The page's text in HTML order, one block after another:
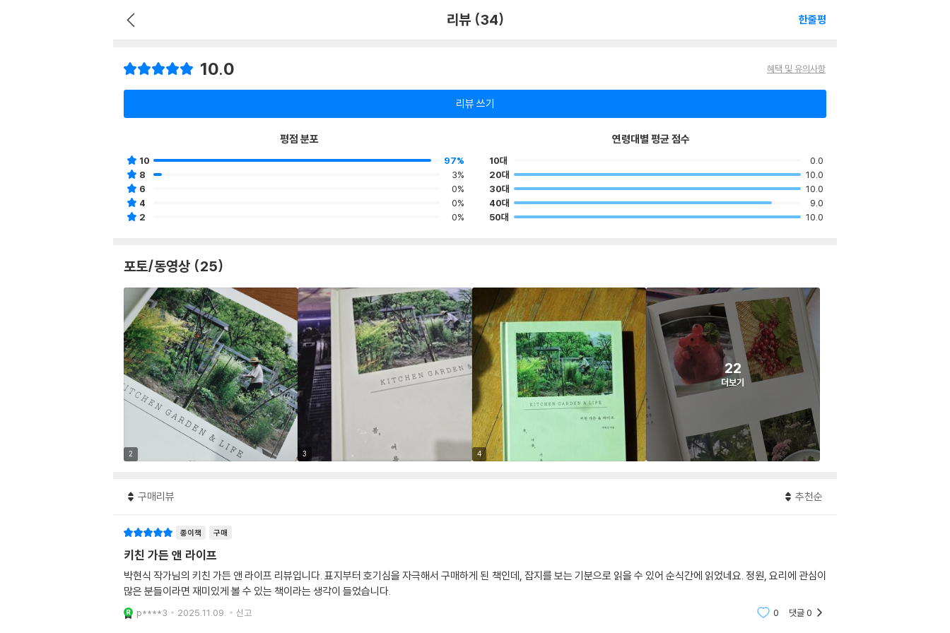
리뷰 (34) 한줄평
10.0 혜택 및 유의사항
리뷰 쓰기
평점 분포
10
97%
8
3%
6
0%
4
0%
2
0%
연령대별 평균 점수
10대
0.0
20대
10.0
30대
10.0
40대
9.0
50대
10.0
포토/동영상 (25)
2 3 4
22
더보기
구매리뷰 추천순
종이책 구매
키친 가든 앤 라이프
박현식 작가님의 키친 가든 앤 라이프 리뷰입니다. 표지부터 호기심을 자극해서 구매하게 된 책인데, 잡지를 보는 기분으로 읽을 수 있어 순식간에 읽었네요. 정원, 요리에 관심이
많은 분들이라면 재미있게 볼 수 있는 책이라는 생각이 들었습니다.
p****3 2025.11.09. 신고 0 댓글0